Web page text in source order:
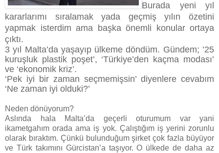
Burada yeni yıl
kararlarımı sıralamak yada geçmiş yılın özetini
yapmak isterdim ama başka önemli konular ortaya
çıktı.
3 yıl Malta’da yaşayıp ülkeme döndüm. Gündem; ’25
kuruşluk plastik poşet’, ‘Türkiye’den kaçma modası’
ve ‘ekonomik kriz’.
‘Pek iyi bir zaman seçmemişsin’ diyenlere cevabım
‘Ne zaman iyi olduki?’
Neden dönüyorum?
Aslında hala Malta’da geçerli oturumum var yani
ikametgahım orada ama iş yok. Çalıştığım iş yerini zorunlu
olarak bıraktım. Çünkü bulunduğum şirket çok fazla büyüyor
ve Türk takımını Gürcistan’a taşıyor. O ülkede de daha az